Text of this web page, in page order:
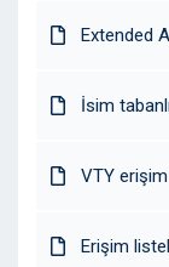
Extended
İsim
VTY
Erişim